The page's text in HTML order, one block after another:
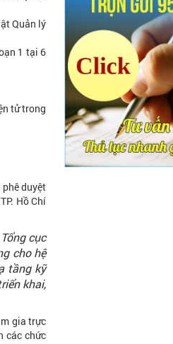
Quản lý
1 tại 6
tử trong
duyệt
Hồ Chí
cục
cho hệ
tầng kỹ
khai,
gia trực
các chức
Ông Nguyễn Văn
khuyến khích các
dụng hóa đơn điện
Quy định về lưu trữ
đơn điện tử theo